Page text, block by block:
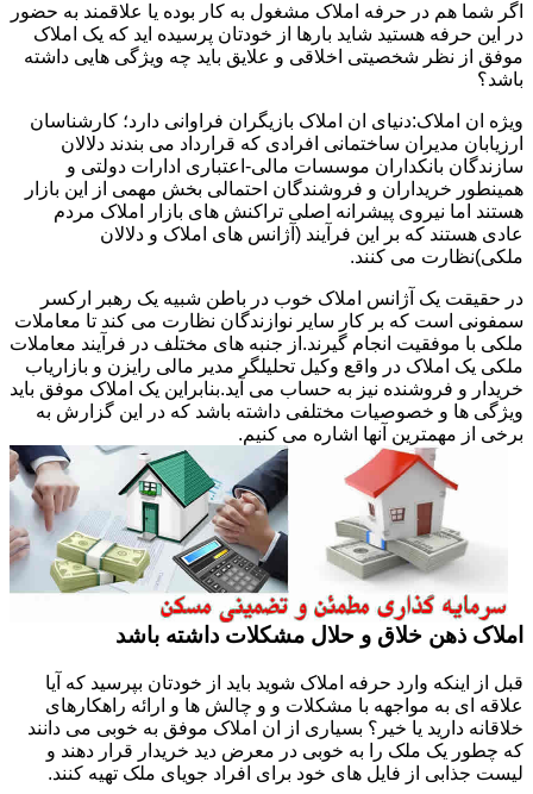
اگر شما هم در حرفه املاک مشغول به کار بوده یا علاقمند به حضور
در این حرفه هستید شاید بارها از خودتان پرسیده اید که یک املاک
موفق از نظر شخصیتی اخلاقی و علایق باید چه ویژگی هایی داشته
باشد؟
ویژه ان املاک:دنیای ان املاک بازیگران فراوانی دارد؛ کارشناسان
ارزیابان مدیران ساختمانی افرادی که قرارداد می بندند دلالان
سازندگان بانکداران موسسات مالی-اعتباری ادارات دولتی و
همینطور خریداران و فروشندگان احتمالی بخش مهمی از این بازار
هستند اما نیروی پیشرانه اصلی تراکنش های بازار املاک مردم
عادی هستند که بر این فرآیند (آژانس های املاک و دلالان
ملکی)نظارت می کنند.
در حقیقت یک آژانس املاک خوب در باطن شبیه یک رهبر ارکسر
سمفونی است که بر کار سایر نوازندگان نظارت می کند تا معاملات
ملکی با موفقیت انجام گیرند.از جنبه های مختلف در فرآیند معاملات
ملکی یک املاک در واقع وکیل تحلیلگر مدیر مالی رایزن و بازاریاب
خریدار و فروشنده نیز به حساب می آید.بنابراین یک املاک موفق باید
ویژگی ها و خصوصیات مختلفی داشته باشد که در این گزارش به
برخی از مهمترین آنها اشاره می کنیم.
املاک ذهن خلاق و حلال مشکلات داشته باشد
قبل از اینکه وارد حرفه املاک شوید باید از خودتان بپرسید که آیا
علاقه ای به مواجهه با مشکلات و و چالش ها و ارائه راهکارهای
خلاقانه دارید یا خیر؟ بسیاری از ان املاک موفق به خوبی می دانند
که چطور یک ملک را به خوبی در معرض دید خریدار قرار دهند و
لیست جذابی از فایل های خود برای افراد جویای ملک تهیه کنند.